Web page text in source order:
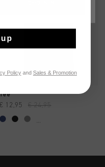
Tee
€ 12,95 € 24,95
...
Policy and Sales & Promotion